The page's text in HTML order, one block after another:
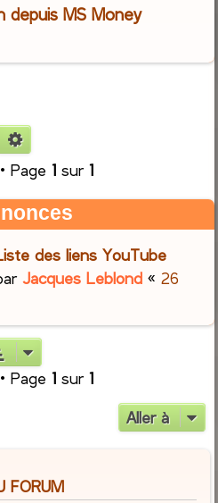
depuis MS Money
Rechercher
Page 1sur 1
des liens YouTube
Jacques Leblond «26
Page 1sur 1
Aller à
FORUM